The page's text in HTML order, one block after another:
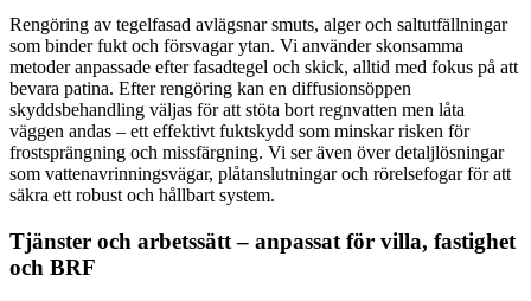
Rengöring av tegelfasad avlägsnar smuts, alger och saltutfällningar
som binder fukt och försvagar ytan. Vi använder skonsamma
metoder anpassade efter fasadtegel och skick, alltid med fokus på att
bevara patina. Efter rengöring kan en diffusionsöppen
skyddsbehandling väljas för att stöta bort regnvatten men låta
väggen andas – ett effektivt fuktskydd som minskar risken för
frostsprängning och missfärgning. Vi ser även över detaljlösningar
som vattenavrinningsvägar, plåtanslutningar och rörelsefogar för att
säkra ett robust och hållbart system.
Tjänster och arbetssätt – anpassat för villa, fastighet
och BRF